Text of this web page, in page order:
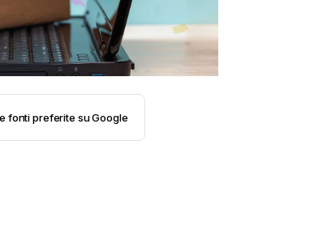
fonti preferite su Google